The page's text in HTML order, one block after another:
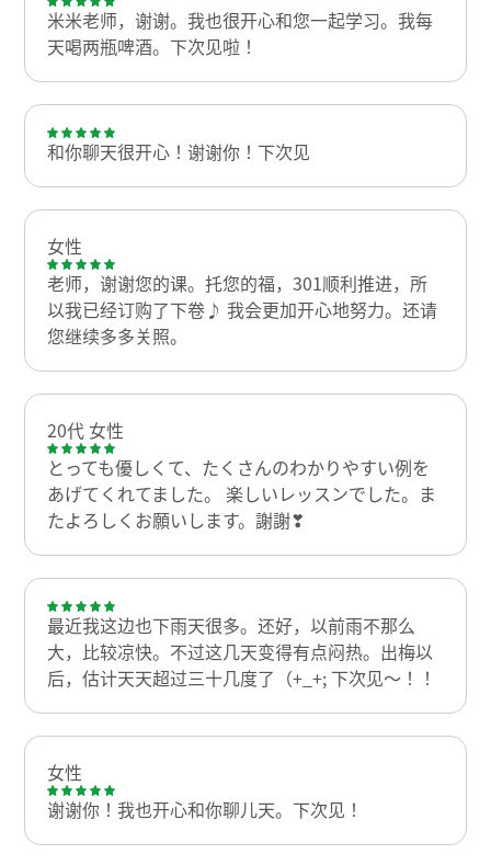
米米老师，谢谢。我也很开心和您一起学习。我每
天喝两瓶啤酒。下次见啦！
和你聊天很开心！谢谢你！下次见
女性
老师，谢谢您的课。托您的福，301顺利推进，所
以我已经订购了下卷♪ 我会更加开心地努力。还请
您继续多多关照。
20代 女性
とっても優しくて、たくさんのわかりやすい例を
あげてくれてました。 楽しいレッスンでした。ま
たよろしくお願いします。謝謝❣
最近我这边也下雨天很多。还好，以前雨不那么
大，比较凉快。不过这几天变得有点闷热。出梅以
后，估计天天超过三十几度了（+_+; 下次见〜！！
女性
谢谢你！我也开心和你聊儿天。下次见！